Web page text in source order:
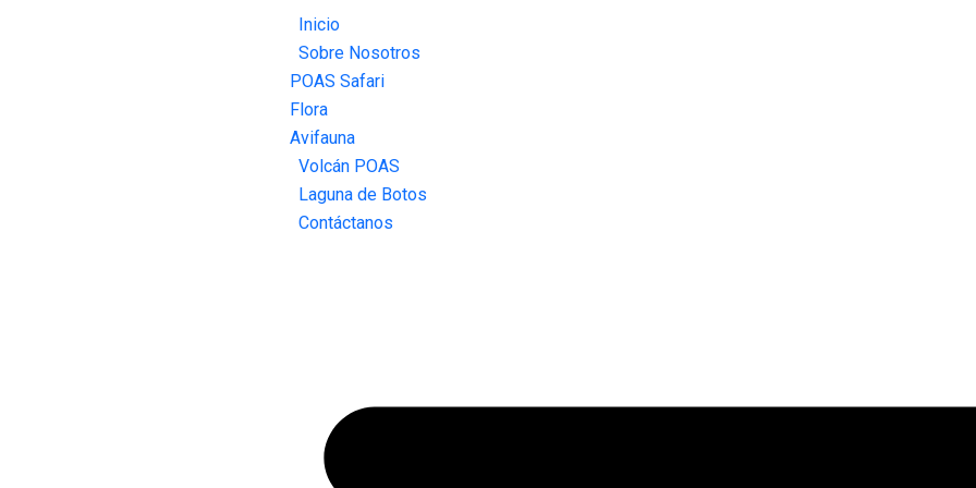
Inicio
Sobre Nosotros
POAS Safari
Flora
Avifauna
Volcán POAS
Laguna de Botos
Contáctanos